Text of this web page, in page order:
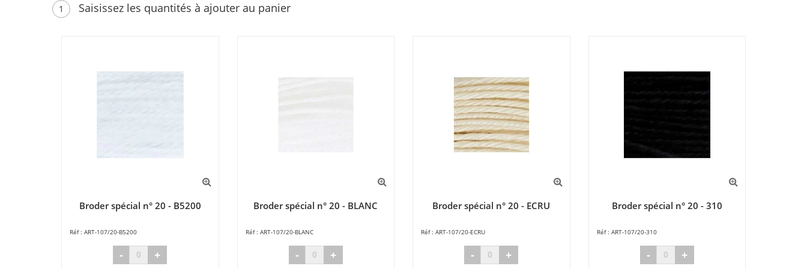
1 Saisissez les quantités à ajouter au panier
Broder spécial n° 20 - B5200
ART-107/20-B5200
- +
Broder spécial n° 20 - BLANC
ART-107/20-BLANC
- +
Broder spécial n° 20 - ECRU
ART-107/20-ECRU
- +
Broder spécial n° 20 - 310
ART-107/20-310
- +